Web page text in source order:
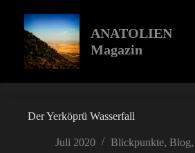
springen
ANATOLIEN
Magazin
Der Yerköprü Wasserfall
Juli 2020 Blickpunkte, Blog,